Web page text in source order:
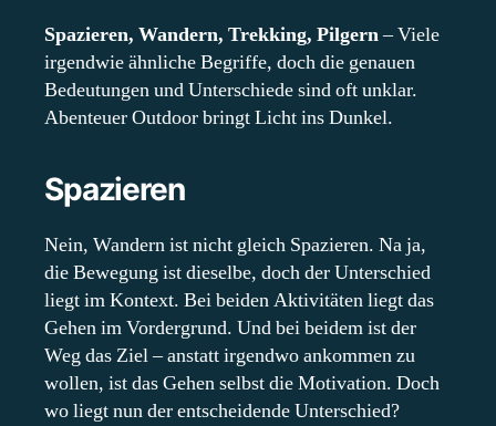
Spazieren, Wandern, Trekking, Pilgern– Viele
irgendwie ähnliche Begriffe, doch die genauen
Bedeutungen und Unterschiede sind oft unklar.
Abenteuer Outdoor bringt Licht ins Dunkel.
Spazieren
Nein, Wandern ist nicht gleich Spazieren. Na ja,
die Bewegung ist dieselbe, doch der Unterschied
liegt im Kontext. Bei beiden Aktivitäten liegt das
Gehen im Vordergrund. Und bei beidem ist der
Weg das Ziel – anstatt irgendwo ankommen zu
wollen, ist das Gehen selbst die Motivation. Doch
wo liegt nun der entscheidende Unterschied?